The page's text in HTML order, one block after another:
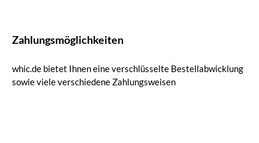
Zahlungsmöglichkeiten
whic.de bietet Ihnen eine verschlüsselte Bestellabwicklung
sowie viele verschiedene Zahlungsweisen